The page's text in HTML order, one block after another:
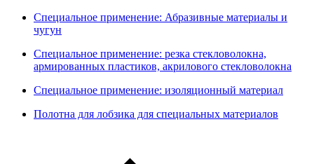
Специальное применение: Абразивные материалы и
чугун
Специальное применение: резка стекловолокна,
армированных пластиков, акрилового стекловолокна
Специальное применение: изоляционный материал
Полотна для лобзика для специальных материалов